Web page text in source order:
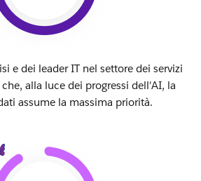
e dei leader IT nel settore dei servizi
alla luce dei progressi dell'AI, la
assume la massima priorità.